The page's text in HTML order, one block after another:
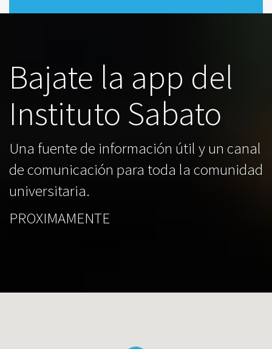
Bajate la app del
Instituto Sabato
Una fuente de información útil y un canal
de comunicación para toda la comunidad
universitaria.
PROXIMAMENTE